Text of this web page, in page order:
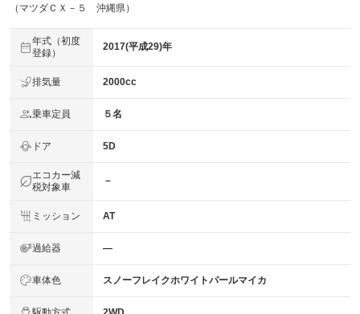
（マツダＣＸ－５ 沖縄県）
年式（初度
登録）
2017(平成29)年
排気量 2000cc
乗車定員 ５名
ドア 5D
エコカー減
税対象車
－
ミッション AT
過給器 ―
車体色 スノーフレイクホワイトパールマイカ